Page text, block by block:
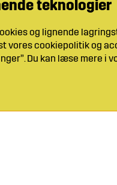
teknologier
og lignende
cookiepolitik og
Du kan læse mere i